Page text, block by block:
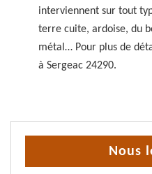
interviennent sur tout
terre cuite, ardoise, du
métal… Pour plus de
à Sergeac 24290.
Nous